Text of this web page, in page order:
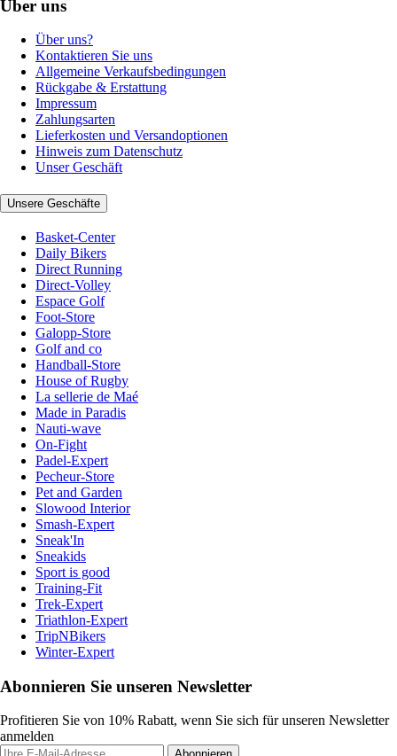
Über uns
Über uns?
Kontaktieren Sie uns
Allgemeine Verkaufsbedingungen
Rückgabe & Erstattung
Impressum
Zahlungsarten
Lieferkosten und Versandoptionen
Hinweis zum Datenschutz
Unser Geschäft
Unsere Geschäfte
Basket-Center
Daily Bikers
Direct Running
Direct-Volley
Espace Golf
Foot-Store
Galopp-Store
Golf and co
Handball-Store
House of Rugby
La sellerie de Maé
Made in Paradis
Nauti-wave
On-Fight
Padel-Expert
Pecheur-Store
Pet and Garden
Slowood Interior
Smash-Expert
Sneak'In
Sneakids
Sport is good
Training-Fit
Trek-Expert
Triathlon-Expert
TripNBikers
Winter-Expert
Abonnieren Sie unseren Newsletter
Profitieren Sie von 10% Rabatt, wenn Sie sich für unseren Newsletter
anmelden